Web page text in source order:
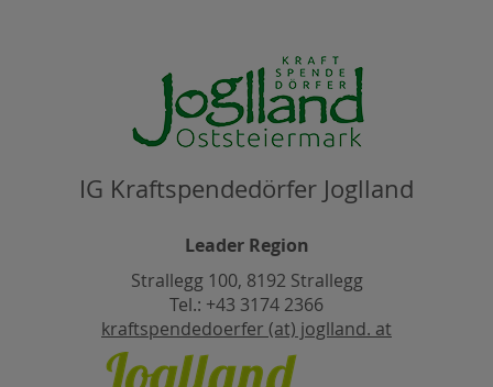
IG Kraftspendedörfer Joglland
Leader Region
Strallegg 100, 8192 Strallegg
Tel.: +43 3174 2366
kraftspendedoerfer (at) joglland. at